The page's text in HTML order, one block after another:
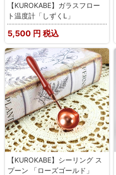
【KUROKABE】ガラスフロー
ト温度計「しずくL」
5,500 円 税込
【KUROKABE】シーリング ス
プーン 「ローズゴールド」